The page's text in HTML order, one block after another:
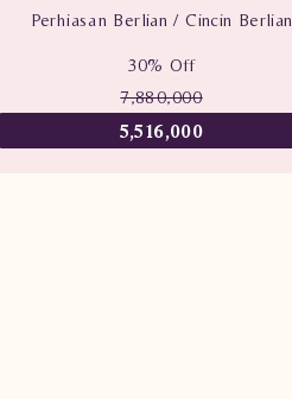
Perhiasan Berlian / Cincin Berlian
30% Off
7,880,000
5,516,000